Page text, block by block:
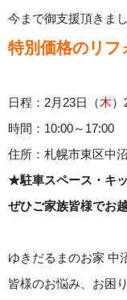
今まで御支援頂きま
特別価格のリフ
日程：2月23日（木
時間：10:00～17:00
住所：札幌市東区中
★駐車スペース・キ
ぜひご家族皆様でお
ゆきだるまのお家 中
皆様のお悩み、お困